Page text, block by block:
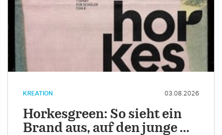
KREATION 03.08.2026
Horkesgreen: So sieht ein
Brand aus, auf den junge …